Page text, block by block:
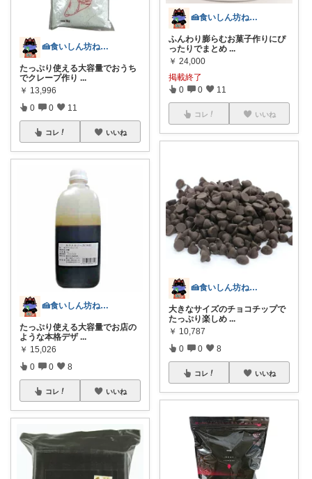
🍰食いしん坊ねっこ🍩毎日タロット占い
たっぷり使える大容量でおうち
でクレープ作り ...
￥ 13,996
0 0 11
コレ いいね
🍰食いしん坊ねっこ🍩毎日タロット占い
たっぷり使える大容量でお店の
ような本格デザ ...
￥ 15,026
0 0 8
コレ いいね
🍰食いしん坊ねっこ🍩毎日タロット占い
ふんわり膨らむお菓子作りにぴ
ったりでまとめ ...
￥ 24,000
掲載終了
0 0 11
コレ いいね
🍰食いしん坊ねっこ🍩毎日タロット占い
大きなサイズのチョコチップで
たっぷり楽しめ ...
￥ 10,787
0 0 8
コレ いいね